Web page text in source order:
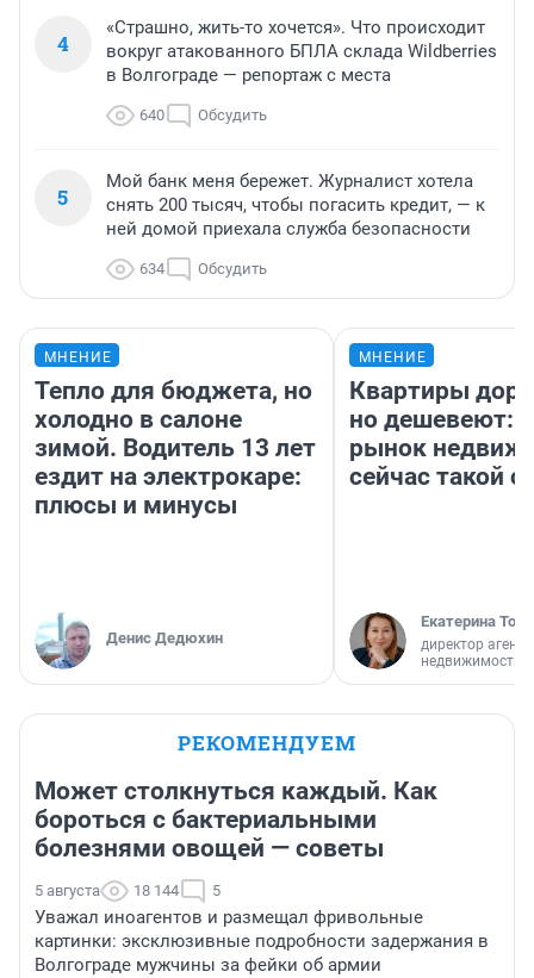
4
«Страшно, жить-то хочется». Что происходит
вокруг атакованного БПЛА склада Wildberries
в Волгограде — репортаж с места
640 Обсудить
5
Мой банк меня бережет. Журналист хотела
снять 200 тысяч, чтобы погасить кредит, — к
ней домой приехала служба безопасности
634 Обсудить
МНЕНИЕ
Тепло для бюджета, но
холодно в салоне
зимой. Водитель 13 лет
ездит на электрокаре:
плюсы и минусы
Денис Дедюхин
МНЕНИЕ
Квартиры
но дешевеют:
рынок
сейчас такой
Екатерина
директор
недвижимости
РЕКОМЕНДУЕМ
Может столкнуться каждый. Как
бороться с бактериальными
болезнями овощей — советы
5 августа 18 144 5
Уважал иноагентов и размещал фривольные
картинки: эксклюзивные подробности задержания в
Волгограде мужчины за фейки об армии